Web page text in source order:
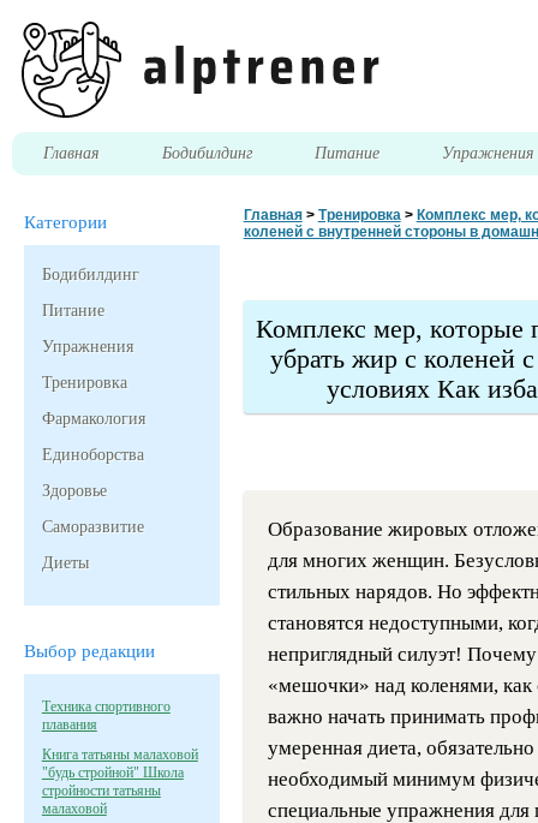
Главная Бодибилдинг Питание Упражнения
Категории
Бодибилдинг
Питание
Упражнения
Тренировка
Фармакология
Единоборства
Здоровье
Саморазвитие
Диеты
Выбор редакции
Техника спортивного
плавания
Книга татьяны малаховой
"будь стройной" Школа
стройности татьяны
малаховой
Главная> Тренировка > Комплекс мер,
коленей с внутренней стороны в
Комплекс мер, которые
убрать жир с коленей
условиях Как
Образование жировых
для многих женщин.
стильных нарядов. Но
становятся недоступными,
неприглядный силуэт!
«мешочки» над коленями,
важно начать принимать
умеренная диета,
необходимый минимум
специальные упражнения